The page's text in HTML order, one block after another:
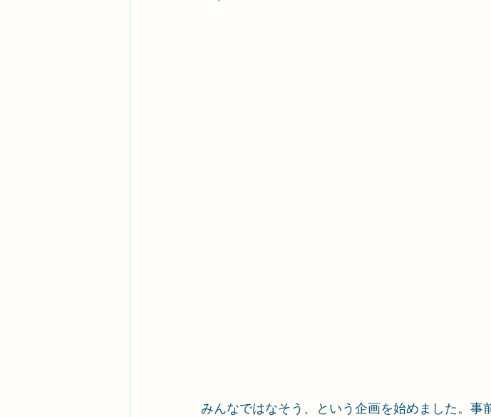
みんなではなそう、という企画を始めました。事